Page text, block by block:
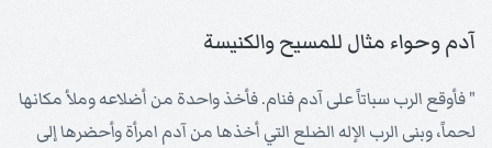
آدم وحواء مثال للمسيح والكنيسة
" فأوقع الرب سباتاً على آدم فنام. فأخذ واحدة من أضلاعه وملأ مكانها
لحماً، وبنى الرب الإله الضلع التي أخذها من آدم امرأة وأحضرها إلى